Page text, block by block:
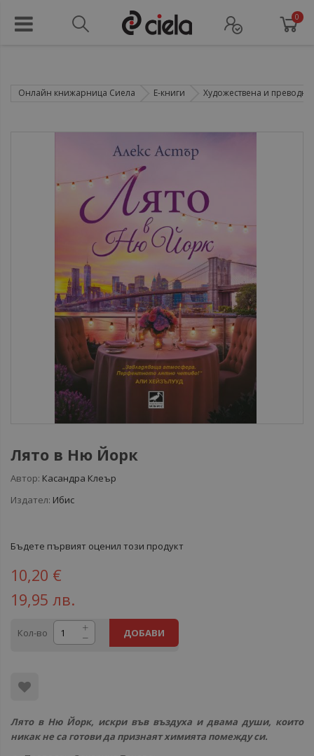
0
Онлайн книжарница Сиела Е-книги Художествена и преводна
Лято в Ню Йорк
Автор: Касандра Клеър
Издател: Ибис
Бъдете първият оценил този продукт
10,20 €
19,95 лв.
Кол-во ДОБАВИ
Лято в Ню Йорк, искри във въздуха и двама души, които
никак не са готови да признаят химията помежду си.